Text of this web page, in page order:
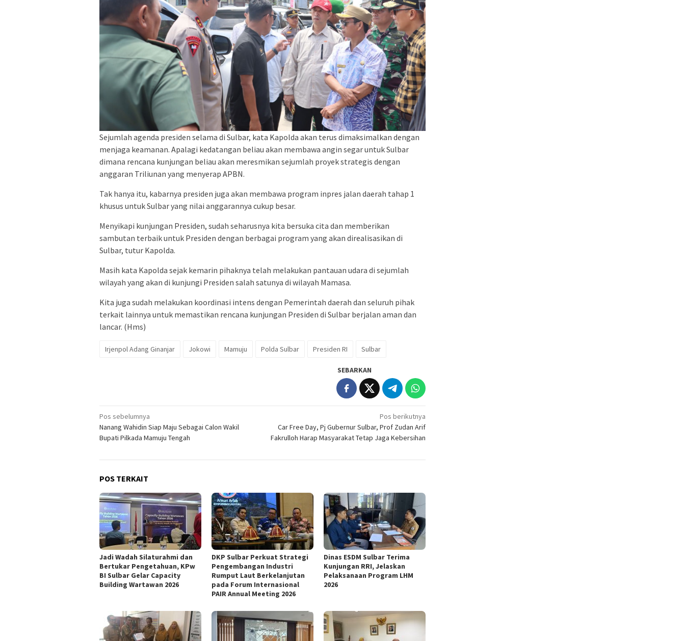
Sejumlah agenda presiden selama di Sulbar, kata Kapolda akan terus dimaksimalkan dengan
menjaga keamanan. Apalagi kedatangan beliau akan membawa angin segar untuk Sulbar
dimana rencana kunjungan beliau akan meresmikan sejumlah proyek strategis dengan
anggaran Triliunan yang menyerap APBN.
Tak hanya itu, kabarnya presiden juga akan membawa program inpres jalan daerah tahap 1
khusus untuk Sulbar yang nilai anggarannya cukup besar.
Menyikapi kunjungan Presiden, sudah seharusnya kita bersuka cita dan memberikan
sambutan terbaik untuk Presiden dengan berbagai program yang akan direalisasikan di
Sulbar, tutur Kapolda.
Masih kata Kapolda sejak kemarin pihaknya telah melakukan pantauan udara di sejumlah
wilayah yang akan di kunjungi Presiden salah satunya di wilayah Mamasa.
Kita juga sudah melakukan koordinasi intens dengan Pemerintah daerah dan seluruh pihak
terkait lainnya untuk memastikan rencana kunjungan Presiden di Sulbar berjalan aman dan
lancar. (Hms)
Irjenpol Adang Ginanjar Jokowi Mamuju Polda Sulbar Presiden RI Sulbar
SEBARKAN
Navigasi
pos
Pos sebelumnya
Nanang Wahidin Siap Maju Sebagai Calon Wakil
Bupati Pilkada Mamuju Tengah
Pos berikutnya
Car Free Day, Pj Gubernur Sulbar, Prof Zudan Arif
Fakrulloh Harap Masyarakat Tetap Jaga Kebersihan
POS TERKAIT
Jadi Wadah Silaturahmi dan
Bertukar Pengetahuan, KPw
BI Sulbar Gelar Capacity
Building Wartawan 2026
DKP Sulbar Perkuat Strategi
Pengembangan Industri
Rumput Laut Berkelanjutan
pada Forum Internasional
PAIR Annual Meeting 2026
Dinas ESDM Sulbar Terima
Kunjungan RRI, Jelaskan
Pelaksanaan Program LHM
2026